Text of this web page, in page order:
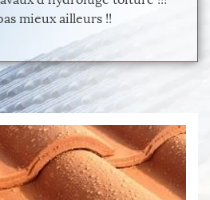
mieux ailleurs !!